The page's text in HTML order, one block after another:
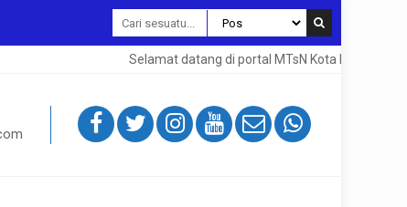
Selamat datang di portal MTsN Kota Magelang.